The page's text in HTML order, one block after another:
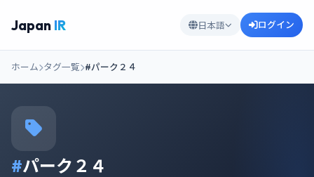
Japan IR 日本語 ログイン
ホーム タグ一覧 #パーク２４
#パーク２４